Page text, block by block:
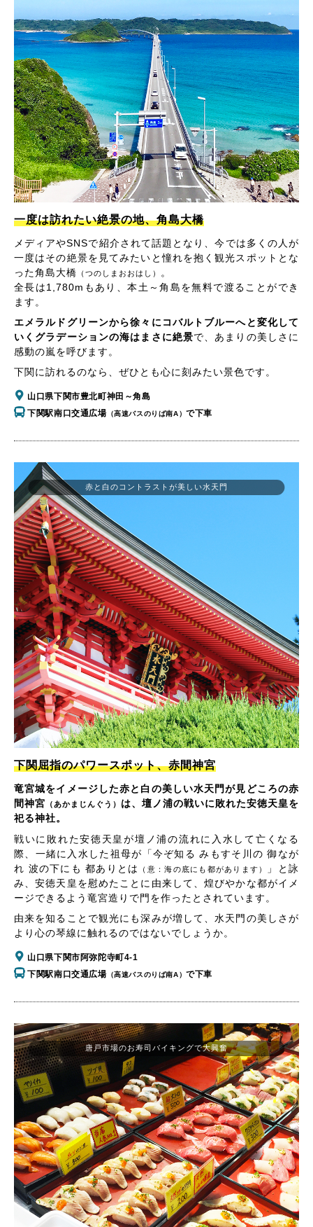
一度は訪れたい絶景の地、角島大橋
メディアやSNSで紹介されて話題となり、今では多くの人が
一度はその絶景を見てみたいと憧れを抱く観光スポットとな
った角島大橋 （つのしまおおはし）
。
全長は1,780mもあり、本土～角島を無料で渡ることができ
ます。
エメラルドグリーンから徐々にコバルトブルーへと変化して
いくグラデーションの海はまさに絶景で、あまりの美しさに
感動の嵐を呼びます。
下関に訪れるのなら、ぜひとも心に刻みたい景色です。
山口県下関市豊北町神田～角島
下関駅南口交通広場 （高速バスのりば南A）で下車
下関屈指のパワースポット、赤間神宮
竜宮城をイメージした赤と白の美しい水天門が見どころの赤
間神宮 （あかまじんぐう） は、壇ノ浦の戦いに敗れた安徳天皇を
祀る神社。
戦いに敗れた安徳天皇が壇ノ浦の流れに入水して亡くなる
際、一緒に入水した祖母が「今ぞ知る みもすそ川の 御なが
れ 波の下にも 都ありとは
（意：海の底にも都があります）
」と詠
み、安徳天皇を慰めたことに由来して、煌びやかな都がイメ
ージできるよう竜宮造りで門を作ったとされています。
由来を知ることで観光にも深みが増して、水天門の美しさが
より心の琴線に触れるのではないでしょうか。
山口県下関市阿弥陀寺町4-1
下関駅南口交通広場 （高速バスのりば南A）で下車
赤と白のコントラストが美しい水天門
唐戸市場のお寿司バイキングで大興奮